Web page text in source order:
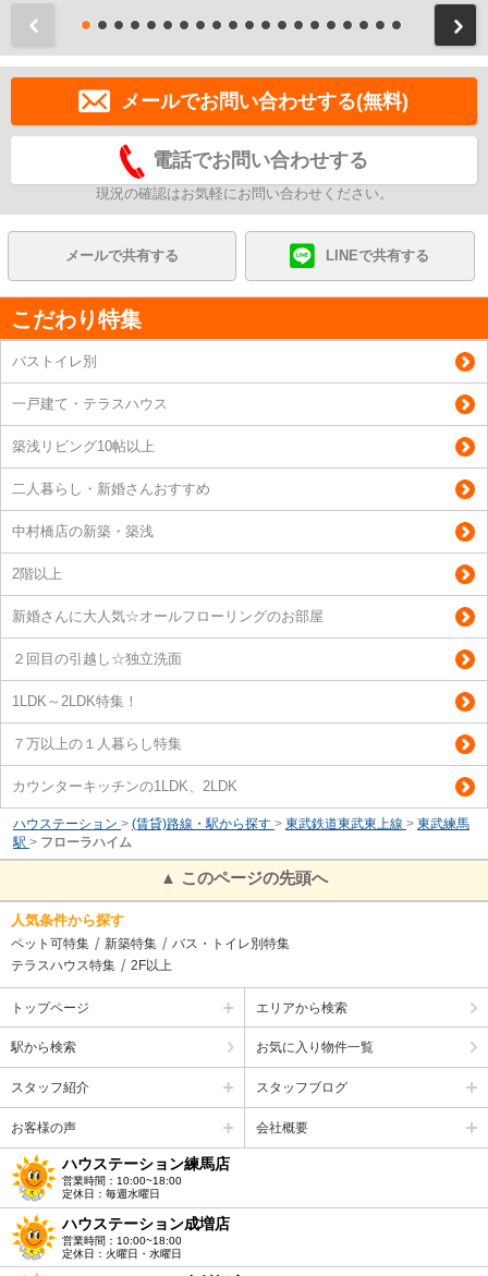
メールでお問い合わせする(無料)
電話でお問い合わせする
現況の確認はお気軽にお問い合わせください。
メールで共有する LINEで共有する
こだわり特集
バストイレ別
一戸建て・テラスハウス
築浅リビング10帖以上
二人暮らし・新婚さんおすすめ
中村橋店の新築・築浅
2階以上
新婚さんに大人気☆オールフローリングのお部屋
２回目の引越し☆独立洗面
1LDK～2LDK特集！
７万以上の１人暮らし特集
カウンターキッチンの1LDK、2LDK
ハウステーション > (賃貸)路線・駅から探す > 東武鉄道東武東上線 > 東武練馬
駅 > フローラハイム
▲ このページの先頭へ
人気条件から探す
ペット可特集 新築特集
バス・トイレ別特集
テラスハウス特集
2F以上
トップページ エリアから検索
駅から検索 お気に入り物件一覧
スタッフ紹介 スタッフブログ
お客様の声 会社概要
ハウステーション練馬店
営業時間：10:00~18:00
定休日：毎週水曜日
ハウステーション成増店
営業時間：10:00~18:00
定休日：火曜日・水曜日